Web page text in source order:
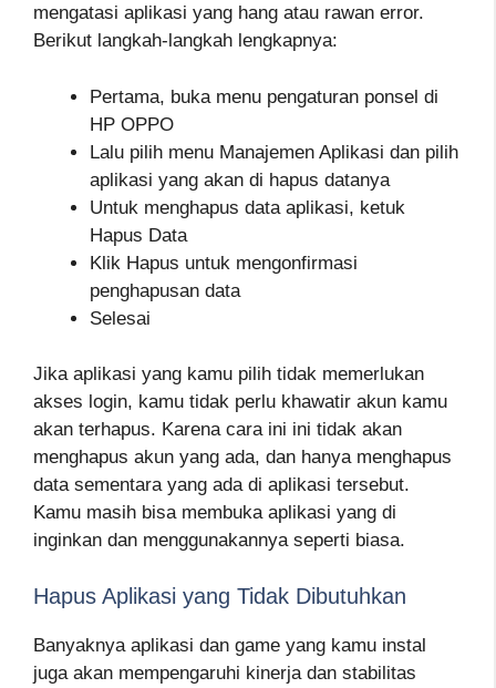
mengatasi aplikasi yang hang atau rawan error.
Berikut langkah-langkah lengkapnya:
Pertama, buka menu pengaturan ponsel di
HP OPPO
Lalu pilih menu Manajemen Aplikasi dan pilih
aplikasi yang akan di hapus datanya
Untuk menghapus data aplikasi, ketuk
Hapus Data
Klik Hapus untuk mengonfirmasi
penghapusan data
Selesai
Jika aplikasi yang kamu pilih tidak memerlukan
akses login, kamu tidak perlu khawatir akun kamu
akan terhapus. Karena cara ini ini tidak akan
menghapus akun yang ada, dan hanya menghapus
data sementara yang ada di aplikasi tersebut.
Kamu masih bisa membuka aplikasi yang di
inginkan dan menggunakannya seperti biasa.
Hapus Aplikasi yang Tidak Dibutuhkan
Banyaknya aplikasi dan game yang kamu instal
juga akan mempengaruhi kinerja dan stabilitas